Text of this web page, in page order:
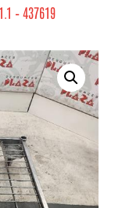
– 437619